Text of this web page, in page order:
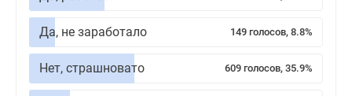
Да, не заработало 149 голосов, 8.8%
Нет, страшновато 609 голосов, 35.9%